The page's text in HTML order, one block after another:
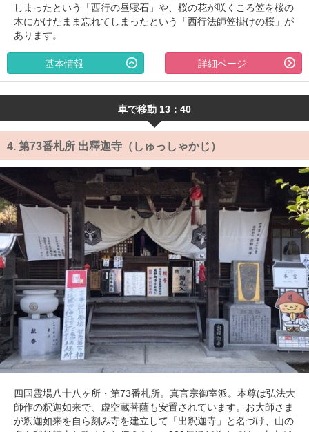
しまったという「西行の昼寝石」や、桜の花が咲くころ笠を桜の
木にかけたまま忘れてしまったという「西行法師笠掛けの桜」が
あります。
詳細ページ
基本情報
車で移動 13：40
4. 第73番札所 出釋迦寺（しゅっしゃかじ）
四国霊場八十八ヶ所・第73番札所。真言宗御室派。本尊は弘法大
師作の釈迦如来で、虚空蔵菩薩も安置されています。お大師さま
が釈迦如来を自ら刻み寺を建立して「出釈迦寺」と名づけ、山の